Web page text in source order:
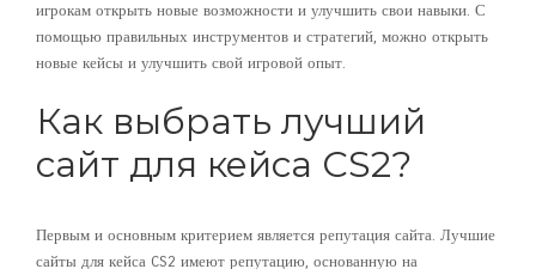
игрокам открыть новые возможности и улучшить свои навыки. С
помощью правильных инструментов и стратегий, можно открыть
новые кейсы и улучшить свой игровой опыт.
Как выбрать лучший
сайт для кейса CS2?
Первым и основным критерием является репутация сайта. Лучшие
сайты для кейса CS2 имеют репутацию, основанную на